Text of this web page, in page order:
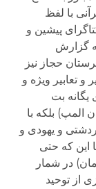
با لفظ
پیشین و
گزارش
حجاز نیز
و تعابیر ویژه و
یگانه بت
المپ) بلکه با
و یهودی و
این که حتی
در شمار
از توحید